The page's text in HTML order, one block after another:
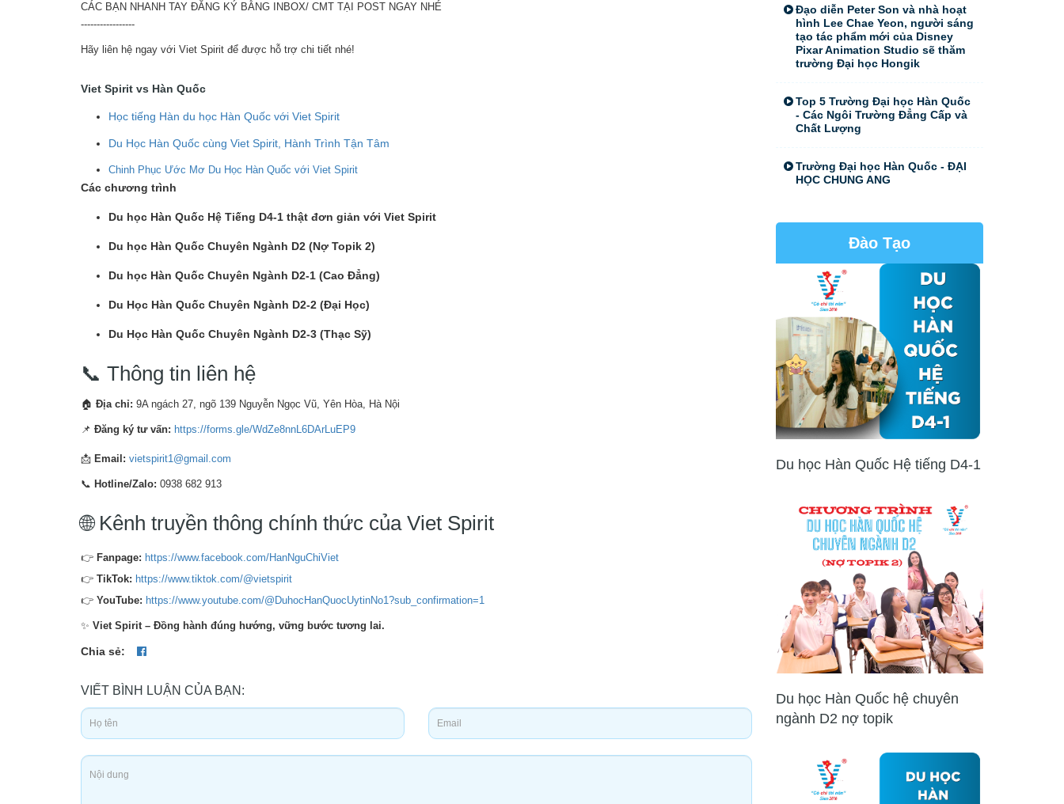
CÁC BẠN NHANH TAY ĐĂNG KÝ BẰNG INBOX/ CMT TẠI POST NGAY NHÉ
-----------------
Hãy liên hệ ngay với Viet Spirit để được hỗ trợ chi tiết nhé!
Viet Spirit vs Hàn Quốc
Học tiếng Hàn du học Hàn Quốc với Viet Spirit
Du Học Hàn Quốc cùng Viet Spirit, Hành Trình Tận Tâm
Chinh Phục Ước Mơ Du Học Hàn Quốc với Viet Spirit
Các chương trình
Du học Hàn Quốc Hệ Tiếng D4-1 thật đơn giản với Viet Spirit
Du học Hàn Quốc Chuyên Ngành D2 (Nợ Topik 2)
Du học Hàn Quốc Chuyên Ngành D2-1 (Cao Đẳng)
Du Học Hàn Quốc Chuyên Ngành D2-2 (Đại Học)
Du Học Hàn Quốc Chuyên Ngành D2-3 (Thạc Sỹ)
📞 Thông tin liên hệ
🏠 Địa chỉ: 9A ngách 27, ngõ 139 Nguyễn Ngọc Vũ, Yên Hòa, Hà Nội
📌 Đăng ký tư vấn: https://forms.gle/WdZe8nnL6DArLuEP9
📩 Email: vietspirit1@gmail.com
📞 Hotline/Zalo: 0938 682 913
🌐 Kênh truyền thông chính thức của Viet Spirit
👉 Fanpage: https://www.facebook.com/HanNguChiViet
👉 TikTok: https://www.tiktok.com/@vietspirit
👉 YouTube: https://www.youtube.com/@DuhocHanQuocUytinNo1?sub_confirmation=1
✨ Viet Spirit – Đồng hành đúng hướng, vững bước tương lai.
Chia sẻ:
VIẾT BÌNH LUẬN CỦA BẠN:
Đạo diễn Peter Son và nhà hoạt
hình Lee Chae Yeon, người sáng
tạo tác phẩm mới của Disney
Pixar Animation Studio sẽ thăm
trường Đại học Hongik
Top 5 Trường Đại học Hàn Quốc
- Các Ngôi Trường Đẳng Cấp và
Chất Lượng
Trường Đại học Hàn Quốc - ĐẠI
HỌC CHUNG ANG
Đào Tạo
Du học Hàn Quốc Hệ tiếng D4-1
Du học Hàn Quốc hệ chuyên
ngành D2 nợ topik